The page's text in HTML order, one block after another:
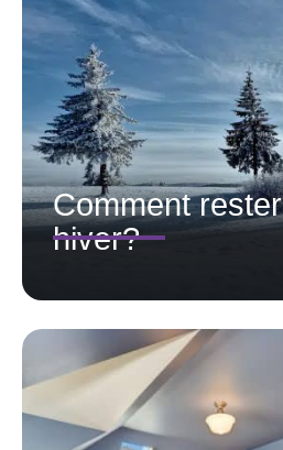
Comment
hiver?